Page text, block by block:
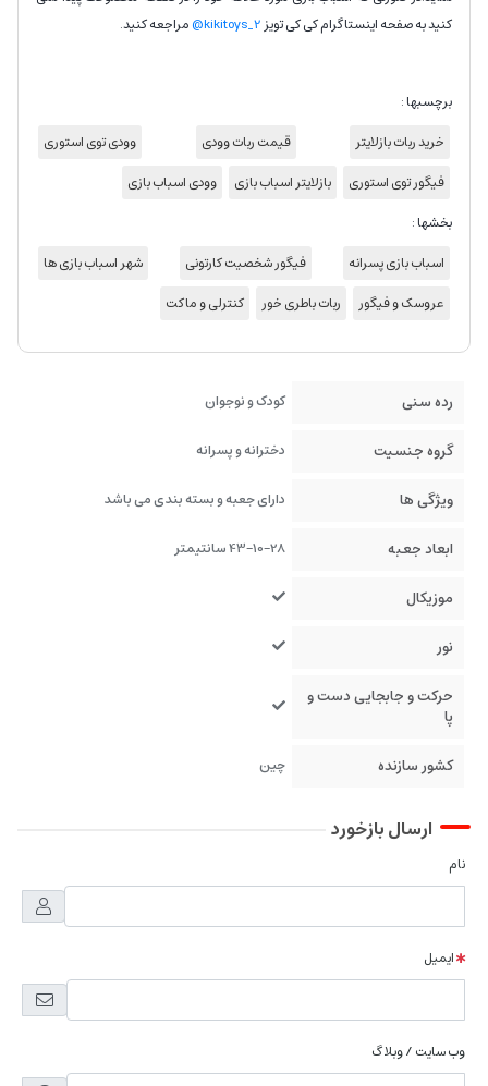
کنید به صفحه اینستاگرام کی کی تویزkikitoys_2@ مراجعه کنید.
برچسبها :
خرید ربات بازلایتر
قیمت ربات وودی
وودی توی استوری
فیگور توی استوری
بازلایتر اسباب بازی
وودی اسباب بازی
بخشها :
اسباب بازی پسرانه
فیگور شخصیت کارتونی
شهر اسباب بازی ها
عروسک و فیگور
ربات باطری خور کنترلی و ماکت
رده سنی کودک و نوجوان
گروه جنسیت دخترانه و پسرانه
ویژگی ها دارای جعبه و بسته بندی می باشد
ابعاد جعبه 43-10-28 سانتیمتر
موزیکال
نور
حرکت و جابجایی دست و
پا
کشور سازنده
چین
ارسال بازخورد
نام
ایمیل
وب سایت / وبلاگ